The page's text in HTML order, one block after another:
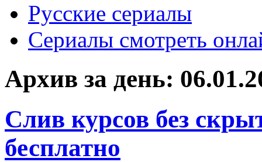
Русские сериалы
Сериалы смотреть
Архив за день:
Слив курсов без
бесплатно